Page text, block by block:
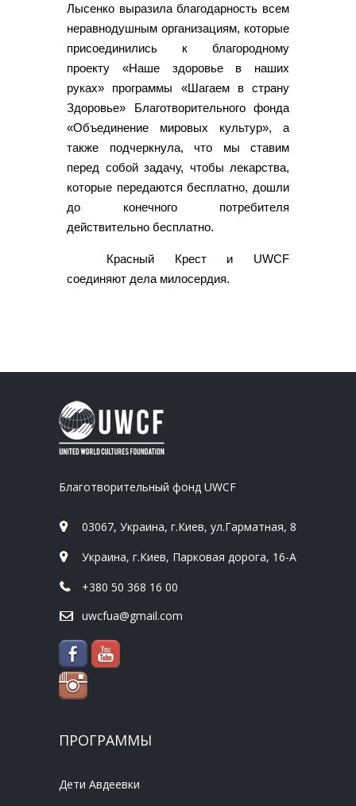
Лысенко выразила благодарность всем
неравнодушным организациям, которые
присоединились к благородному
проекту «Наше здоровье в наших
руках» программы «Шагаем в страну
Здоровье» Благотворительного фонда
«Объединение мировых культур», а
также подчеркнула, что мы ставим
перед собой задачу, чтобы лекарства,
которые передаются бесплатно, дошли
до конечного потребителя
действительно бесплатно.
Красный Крест и UWCF
соединяют дела милосердия.
Благотворительный фонд UWCF
03067, Украина, г.Киев, ул.Гарматная, 8
Украина, г.Киев, Парковая дорога, 16-А
+380 50 368 16 00
uwcfua@gmail.com
ПРОГРАММЫ
Дети Авдеевки